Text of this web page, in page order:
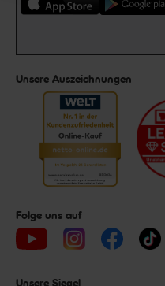
Unsere Auszeichnungen
Folge uns auf
Unsere Siegel